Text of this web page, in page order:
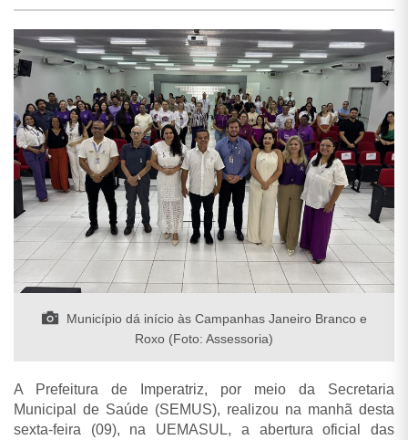
Município dá início às Campanhas Janeiro Branco e
Roxo (Foto: Assessoria)
A Prefeitura de Imperatriz, por meio da Secretaria
Municipal de Saúde (SEMUS), realizou na manhã desta
sexta-feira (09), na UEMASUL, a abertura oficial das